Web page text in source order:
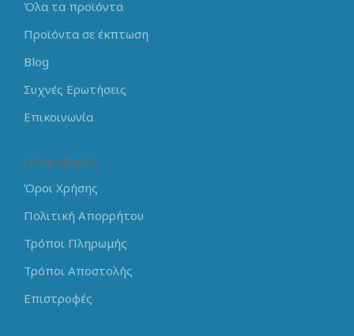
Όλα τα προϊόντα
Προϊόντα σε έκπτωση
Blog
Συχνές Ερωτήσεις
Επικοινωνία
Πληροφορίες
Όροι Χρήσης
Πολιτική Απορρήτου
Τρόποι Πληρωμής
Τρόποι Αποστολής
Επιστροφές